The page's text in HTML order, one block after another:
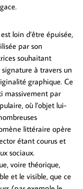
loin d’être épuisée,
par son
souhaitant
à travers un
graphique. Ce
massivement par
où l’objet lui-
littéraire opère
étant courus et
sociaux.
voire théorique,
et le visible, que ce